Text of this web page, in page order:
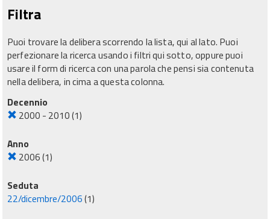
Filtra
Puoi trovare la delibera scorrendo la lista, qui al lato. Puoi
perfezionare la ricerca usando i filtri qui sotto, oppure puoi
usare il form di ricerca con una parola che pensi sia contenuta
nella delibera, in cima a questa colonna.
Decennio
2000 - 2010(1)
Anno
2006(1)
Seduta
22/dicembre/2006(1)